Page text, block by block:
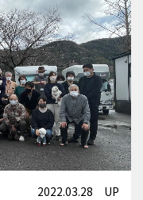
2022.03.28 UP